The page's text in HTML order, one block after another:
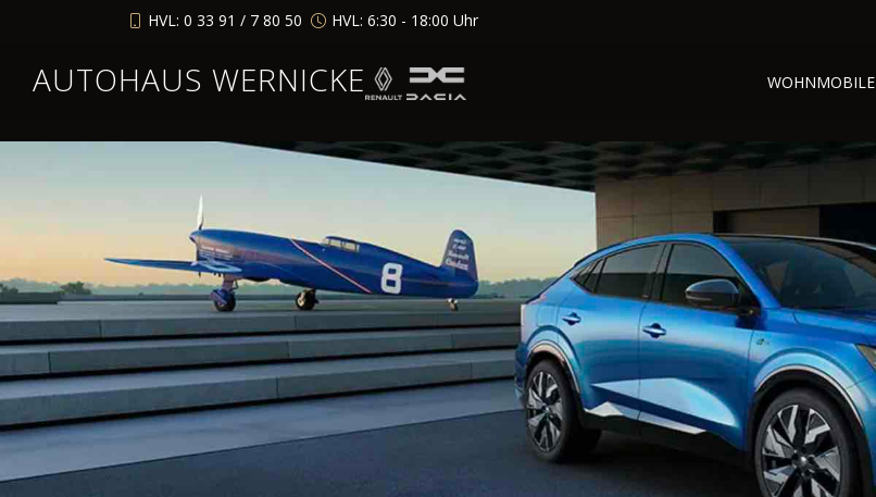
HVL: 0 33 91 / 7 80 50 HVL: 6:30 - 18:00 Uhr
AUTOHAUS WERNICKE WOHNMOBILE